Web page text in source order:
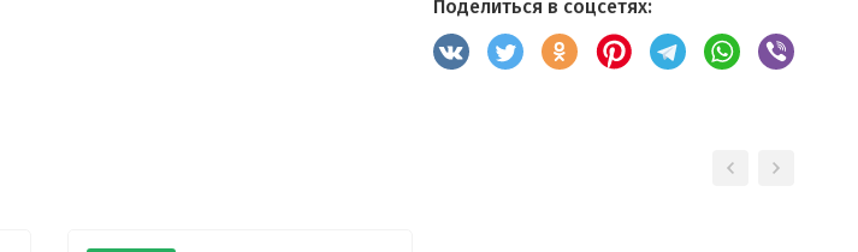
Поделиться в соцсетях: